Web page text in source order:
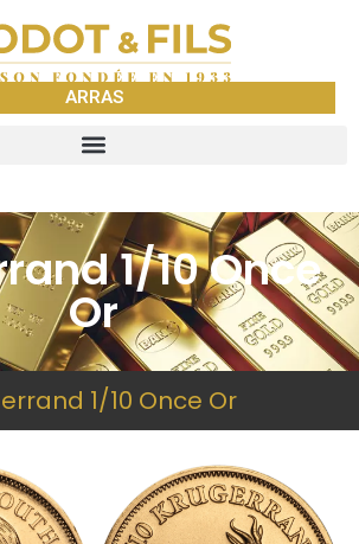
ARRAS
1/10 Once
Or
1/10 Once Or